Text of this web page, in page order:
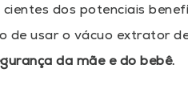
dos potenciais
de usar o vácuo extrator
da mãe e do bebê.